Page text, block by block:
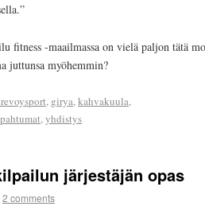
fitness -maailmassa on vielä paljon tätä
juttunsa myöhemmin?
, girya,kahvakuula,
,yhdistys
järjestäjän opas
2 comments